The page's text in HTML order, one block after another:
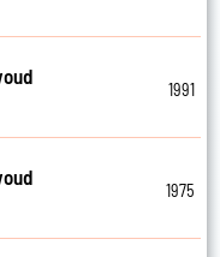
1991
1975